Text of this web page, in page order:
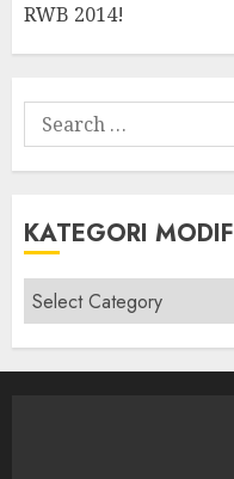
RWB 2014!
Search
for:
KATEGORI MODIF
Kategori
modif